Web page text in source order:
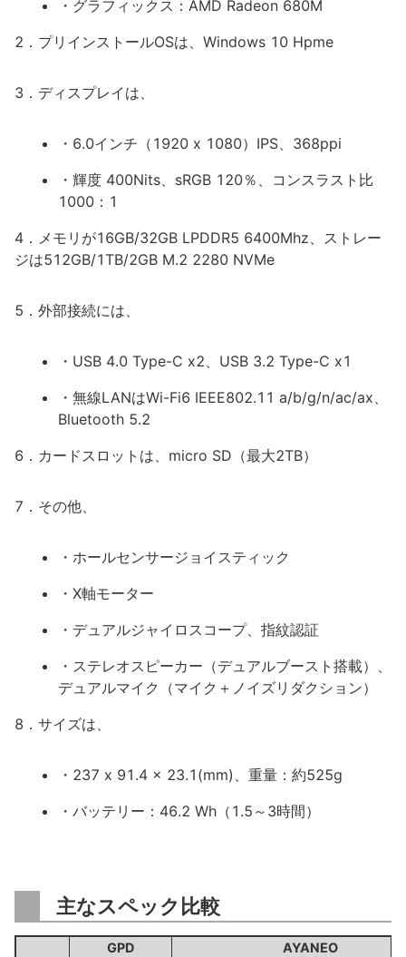
・グラフィックス：AMD Radeon 680M
2．プリインストールOSは、Windows 10 Hpme
3．ディスプレイは、
・6.0インチ（1920 x 1080）IPS、368ppi
・輝度 400Nits、sRGB 120％、コンスラスト比
1000：1
4．メモリが16GB/32GB LPDDR5 6400Mhz、ストレー
ジは512GB/1TB/2GB M.2 2280 NVMe
5．外部接続には、
・USB 4.0 Type-C x2、USB 3.2 Type-C x1
・無線LANはWi-Fi6 IEEE802.11 a/b/g/n/ac/ax、
Bluetooth 5.2
6．カードスロットは、micro SD（最大2TB）
7．その他、
・ホールセンサージョイスティック
・X軸モーター
・デュアルジャイロスコープ、指紋認証
・ステレオスピーカー（デュアルブースト搭載）、
デュアルマイク（マイク＋ノイズリダクション）
8．サイズは、
・237 x 91.4 x 23.1(mm)、重量：約525g
・バッテリー：46.2 Wh（1.5～3時間）
主なスペック比較
GPD
AYANEO